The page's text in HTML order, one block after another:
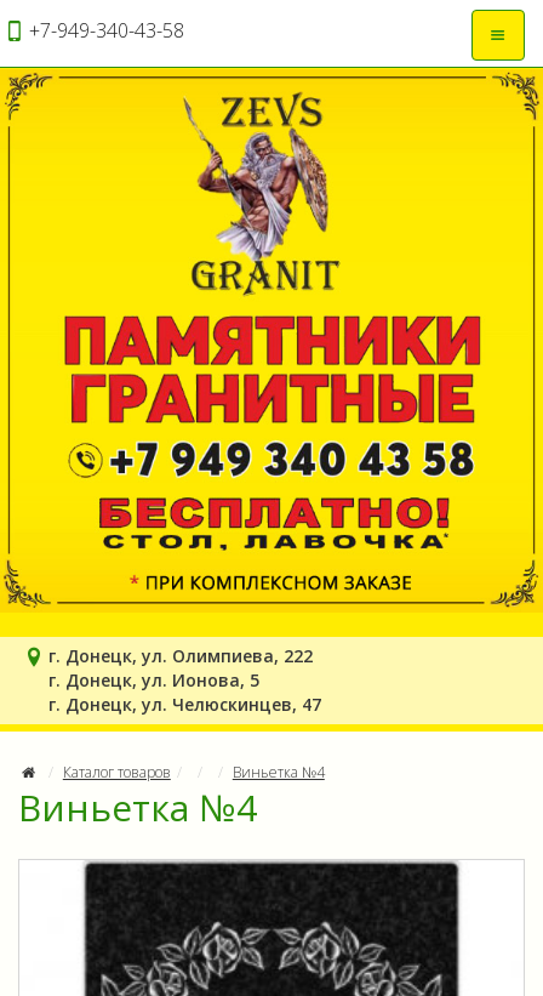
+7-949-340-43-58
г. Донецк, ул. Олимпиева, 222
г. Донецк, ул. Ионова, 5
г. Донецк, ул. Челюскинцев, 47
Каталог товаров Виньетка №4
Виньетка №4